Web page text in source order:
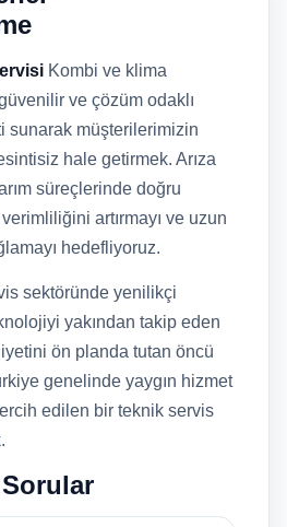
Kombi ve klima
ve çözüm odaklı
sunarak müşterilerimizin
hale getirmek. Arıza
süreçlerinde doğru
artırmayı ve uzun
hedefliyoruz.
sektöründe yenilikçi
yakından takip eden
ön planda tutan öncü
genelinde yaygın hizmet
edilen bir teknik servis